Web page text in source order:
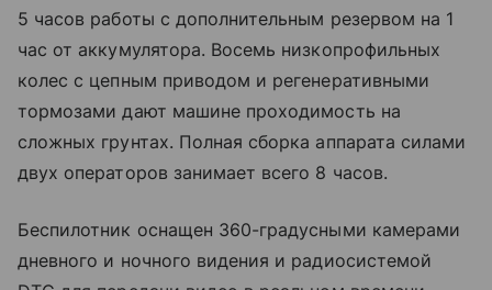
5 часов работы с дополнительным резервом на 1
час от аккумулятора. Восемь низкопрофильных
колес с цепным приводом и регенеративными
тормозами дают машине проходимость на
сложных грунтах. Полная сборка аппарата силами
двух операторов занимает всего 8 часов.
Беспилотник оснащен 360-градусными камерами
дневного и ночного видения и радиосистемой